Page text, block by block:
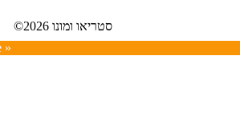
©2026 סטריאו ומונו
»